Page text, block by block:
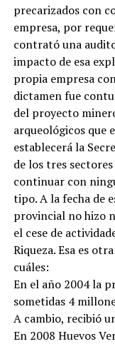
precarizados con
empresa, por
contrató una
impacto de esa
propia empresa
dictamen fue
del proyecto
arqueológicos que
establecerá la
de los tres
continuar con
tipo. A la fecha de
provincial no hizo
el cese de
Riqueza. Esa es
cuáles:
En el año 2004 la
sometidas 4
A cambio, recibió
En 2008 Huevos